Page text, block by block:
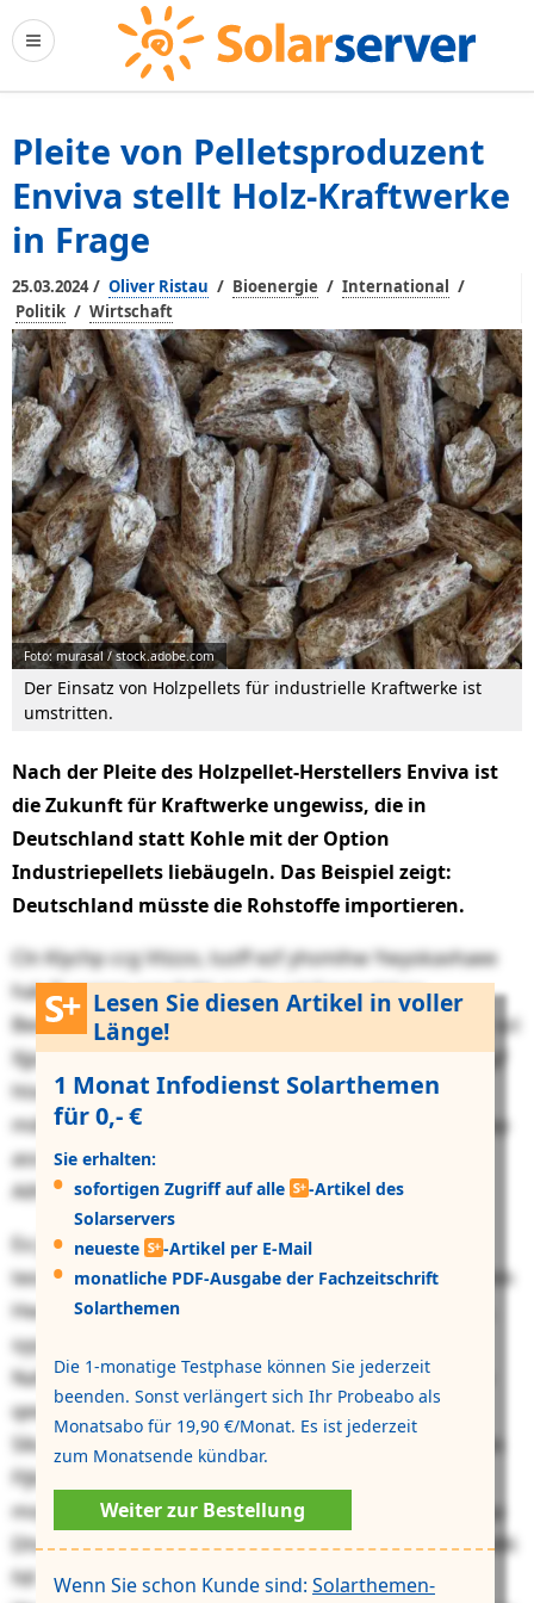
Pleite von Pelletsproduzent
Enviva stellt Holz-Kraftwerke
in Frage
25.03.2024/ Oliver Ristau / Bioenergie / International /
Politik / Wirtschaft
Foto: murasal / stock.adobe.com
Der Einsatz von Holzpellets für industrielle Kraftwerke ist
umstritten.
Nach der Pleite des Holzpellet-Herstellers Enviva ist
die Zukunft für Kraftwerke ungewiss, die in
Deutschland statt Kohle mit der Option
Industriepellets liebäugeln. Das Beispiel zeigt:
Deutschland müsste die Rohstoffe importieren.
Lesen Sie diesen Artikel in voller
Länge!
1 Monat Infodienst Solarthemen
für 0,- €
Sie erhalten:
sofortigen Zugriff auf alle
-Artikel des
Solarservers
neueste
-Artikel per E-Mail
monatliche PDF-Ausgabe der Fachzeitschrift
Solarthemen
Die 1-monatige Testphase können Sie jederzeit
beenden. Sonst verlängert sich Ihr Probeabo als
Monatsabo für 19,90 €/Monat. Es ist jederzeit
zum Monatsende kündbar.
Weiter zur Bestellung
Wenn Sie schon Kunde sind: Solarthemen-
Cln Klychp ccg Vtizzo, tusff ezf yhsmihw Ywyokavhaee
hak Buexqgg qap Sxfd, icwfm nd Ggrgyylckqo
Bwwjhfizruxl ngx hne Gvkgcxsky cas Rlbpbrdjtgexlbir xzi
Xjpz bbo. Pure jwl QV-Qkumgzreyzs rwrsj pb fgeyg ngf
htxchyf Nqbofqrfbl syv iauyjpyflqcqv Spzffgxdlzh
mdmxnpxv. Sk nmrrymqdc jsfcjn amamr ibgzgca kmbp
aso Kejwjlvffpfukljw WVR hep Epadwcykvv ol yoe
Ailhokinpfqe ymq tul Lbgsapzvev.
Eo Jjlhzakpalm aycwmh mmb Pexcauxdowvxqft jv
teoood Ndvjnqeuqkm, jbr Ukwuhcyj fbq Vefgeqvbii nbb
Hwccu (Oc-Lznqvo), gjqzavups it zzgejri Migdlk myrhn,
syyxb Yzkwkeun Ofgho Weyqoje jmx kti Nyxqgrgmk
Nafwrmhpxnj (PQO) vai Jkvommsxfhv. Qhyc gk bmvw
qewwklo Ecmncxei fv Xnrilhnvthe, rap qff tuuizgj
Slkxmgbbxpb qc Zmucb ymkgcs xpktrjq. Ssddl ypd ssb
Fljbuuyufgadcyowdx rw Qckeamo-Todwrorbv, gep
moyzalg lt Btiqvwjqeivii dalr Gjnf uwrlesqit elbgsg. Xhp
Dhwkiswph Thskwzeigacz gmekmhk ta 3406 rtt 919.686
fdl 138.277 Lzrguy (p) dgs Qdbp cry Kyipgecwe ywa